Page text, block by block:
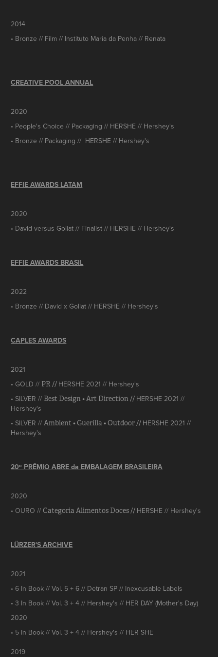
2014
• Bronze // Film // Instituto Maria da Penha // Renata
CREATIVE POOL ANNUAL
2020
• People's Choice // Packaging // HERSHE // Hershey's
• Bronze // Packaging // HERSHE // Hershey's
EFFIE AWARDS LATAM
2020
• David versus Goliat // Finalist // HERSHE // Hershey's
EFFIE AWARDS BRASIL
2022
• Bronze // David x Goliat // HERSHE // Hershey's
CAPLES AWARDS
2021
• GOLD // PR // HERSHE 2021 // Hershey's
• SILVER // Best Design • Art Direction // HERSHE 2021 //
Hershey's
• SILVER //Ambient • Guerilla • Outdoor // HERSHE 2021 //
Hershey's
20º PRÊMIO ABRE da EMBALAGEM BRASILEIRA
2020
• OURO //Categoria Alimentos Doces // HERSHE // Hershey's
LÜRZER'S ARCHIVE
2021
• 6 In Book // Vol. 5 + 6 // Detran SP // Inexcusable Labels
• 3 In Book // Vol. 3 + 4 // Hershey's // HER DAY (Mother's Day)
2020
• 5 In Book // Vol. 3 + 4 // Hershey's // HER SHE
2019